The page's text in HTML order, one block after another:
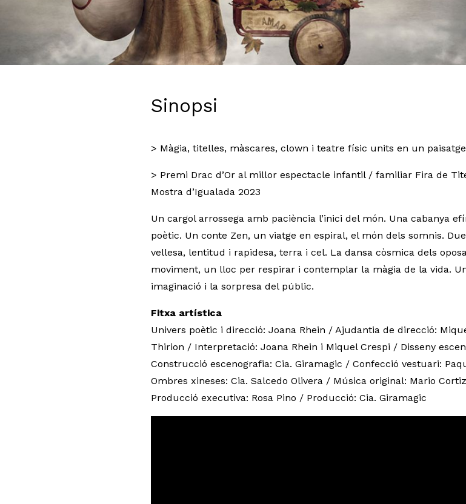
Sinopsi
> Màgia, titelles, màscares, clown i teatre físic units en un
> Premi Drac d’Or al millor espectacle infantil / familiar Fira de
Mostra d’Igualada 2023
Un cargol arrossega amb paciència l’inici del món. Una cabanya
poètic. Un conte Zen, un viatge en espiral, el món dels somnis.
vellesa, lentitud i rapidesa, terra i cel. La dansa còsmica dels
moviment, un lloc per respirar i contemplar la màgia de la vida.
imaginació i la sorpresa del públic.
Fitxa artística
Univers poètic i direcció: Joana Rhein / Ajudantia de direcció:
Thirion / Interpretació: Joana Rhein i Miquel Crespi / Disseny
Construcció escenografia: Cia. Giramagic / Confecció vestuari:
Ombres xineses: Cia. Salcedo Olivera / Música original: Mario
Producció executiva: Rosa Pino / Producció: Cia. Giramagic